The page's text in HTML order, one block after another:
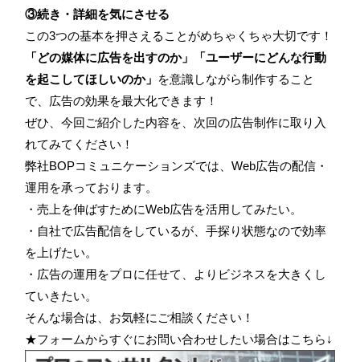
③続き・詳細を気にさせる
この3つの基本を押さえることがめちゃくちゃ大切です！
「どの媒体に広告を出すのか」「ユーザーにどんな行動
を起こしてほしいのか」 を意識しながら制作すること
で、広告の効果を最大化できます！
ぜひ、今回ご紹介した内容を、次回の広告制作に取り入
れてみてください！
弊社BOPコミュニケーションズでは、Web広告の配信・
運用を承っております。
・売上を伸ばすためにWeb広告を活用してみたい。
・自社で広告配信をしているが、手探り状態なので効率
を上げたい。
・広告の運用をプロに任せて、よりビジネスを大きくし
ていきたい。
そんな場合は、お気軽にご相談ください！
★フォームからすぐにお問い合わせしたい場合はこちら↓